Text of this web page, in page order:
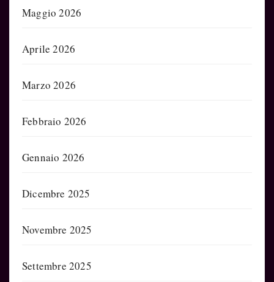
Maggio 2026
Aprile 2026
Marzo 2026
Febbraio 2026
Gennaio 2026
Dicembre 2025
Novembre 2025
Settembre 2025